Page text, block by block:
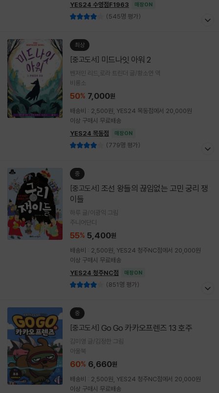
YES24 수영점F1963
매장ON
(545명 평가)
최상
[중고도서] 미드나잇 아워 2
벤저민 리드,로라 트린더 글/황소연 역
비룡소
50% 7,000원
배송비 : 2,500원, YES24 목동점에서 20,000원
이상 구매시 무료배송
YES24 목동점
매장ON
(779명 평가)
중
[중고도서]
이들
하루 글/이광익 그림
주니어단디
55% 5,400원
배송비 : 2,500원, YES24 청주NC점에서 20,000원
이상 구매시 무료배송
YES24 청주NC점
매장ON
(851명 평가)
중
[중고도서] Go Go 카카오프렌즈 13 호주
김미영 글/김정한 그림
아울북
60% 6,660원
배송비 : 2,500원, YES24 청주NC점에서 20,000원
이상 구매시 무료배송